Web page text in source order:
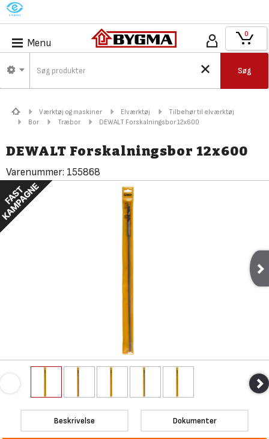
M
Menu
Søg
0
Værktøj og maskiner Elværktøj
Tilbehør til elværktøj
Bor
Træbor DEWALT Forskalningsbor 12x600
DEWALT Forskalningsbor 12x600
Varenummer: 155868
Beskrivelse Dokumenter